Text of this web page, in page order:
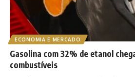
ECONOMIA E MERCADO
Gasolina com 32% de etanol
combustíveis